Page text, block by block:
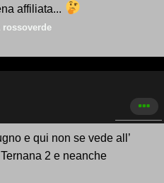
affiliata...
rossoverde
e qui non se vede all’
2 e neanche